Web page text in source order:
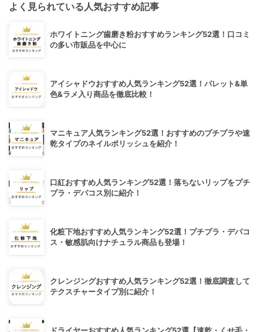
よく見られている人気おすすめ記事
ホワイトニング歯磨き粉おすすめランキング52選！口コミ
の多い市販品を中心に
アイシャドウおすすめ人気ランキング52選！パレット&単
色&ラメ入り商品を徹底比較！
マニキュア人気ランキング52選！おすすめのプチプラや速
乾タイプのネイルポリッシュを紹介！
口紅おすすめ人気ランキング52選！落ちないリップをプチ
プラ・デパコス別に紹介！
化粧下地おすすめ人気ランキング52選！プチプラ・デパコ
ス・敏感肌向けナチュラル商品も登場！
クレンジングおすすめ人気ランキング52選！徹底調査して
テクスチャータイプ別に紹介！